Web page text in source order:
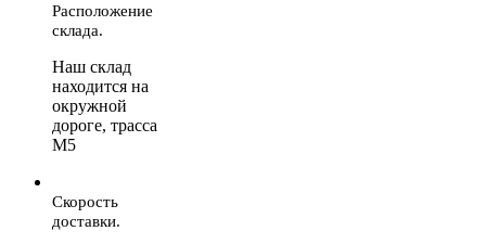
Расположение
склада.
Наш склад
находится на
окружной
дороге, трасса
М5
Скорость
доставки.